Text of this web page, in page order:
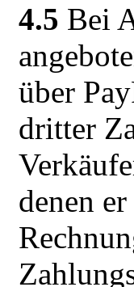
4.5 Bei
über
dritter
denen